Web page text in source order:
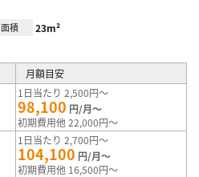
面積 23m²
月額目安
1日当たり 2,500円～
98,100 円/月～
初期費用他 22,000円～
1日当たり 2,700円～
104,100 円/月～
初期費用他 16,500円～